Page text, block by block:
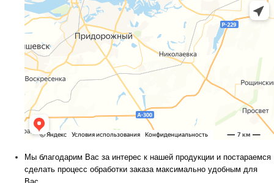
Мы благодарим Вас за интерес к нашей продукции и постараемся
сделать процесс обработки заказа максимально удобным для